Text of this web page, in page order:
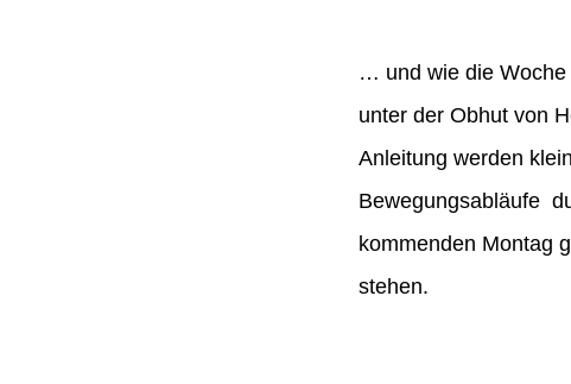
… und wie die Woche
unter der Obhut von
Anleitung werden
Bewegungsabläufe
kommenden Montag
stehen.